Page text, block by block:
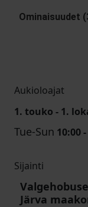
Ominaisuudet
Aukioloajat
1. touko - 1.
Tue-Sun 10:00
Sijainti
Järva